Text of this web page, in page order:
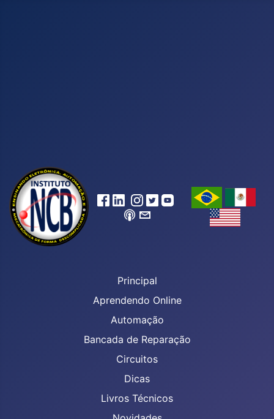
Principal
Aprendendo Online
Automação
Bancada de Reparação
Circuitos
Dicas
Livros Técnicos